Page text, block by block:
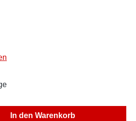
gewünschten Wert ein
In den Warenkorb